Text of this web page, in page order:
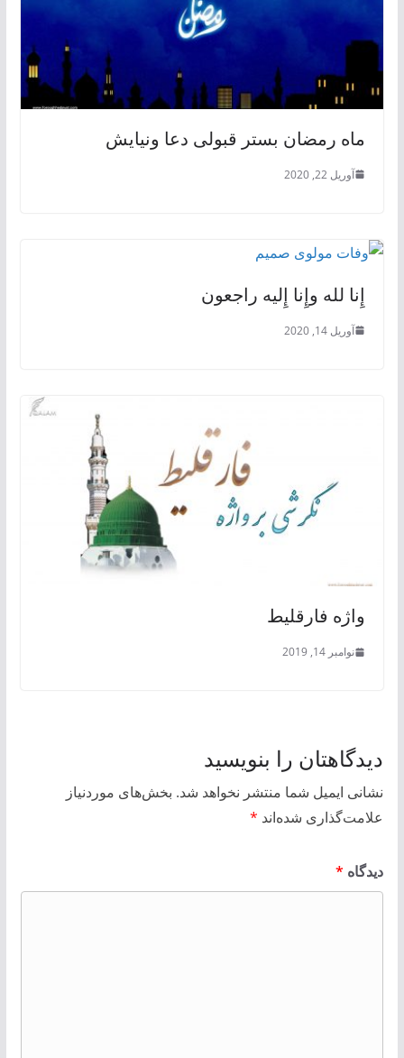
ماه رمضان بستر قبولی دعا ونیایش
آوریل 22, 2020
إِنا لله وإِنا إِلیه راجعون
آوریل 14, 2020
واژه فارقلیط
نوامبر 14, 2019
دیدگاهتان را بنویسید
نشانی ایمیل شما منتشر نخواهد شد. بخش‌های موردنیاز
علامت‌گذاری شده‌اند *
دیدگاه *